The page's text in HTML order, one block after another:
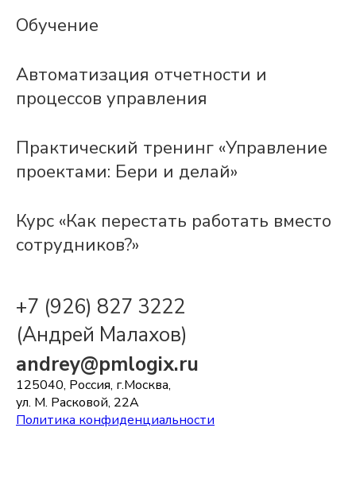
+7 (926) 827 3222
(Андрей Малахов)
andrey@pmlogix.ru
125040, Россия, г.Москва,
ул. М. Расковой, 22А
Политика конфиденциальности
Обучение
Автоматизация отчетности и
процессов управления
Практический тренинг «Управление
проектами: Бери и делай»
Курс «Как перестать работать вместо
сотрудников?»